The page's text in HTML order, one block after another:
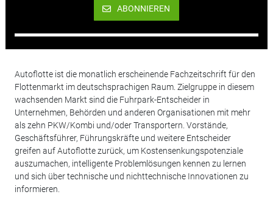
ABONNIEREN
Autoflotte ist die monatlich erscheinende Fachzeitschrift für den
Flottenmarkt im deutschsprachigen Raum. Zielgruppe in diesem
wachsenden Markt sind die Fuhrpark-Entscheider in
Unternehmen, Behörden und anderen Organisationen mit mehr
als zehn PKW/Kombi und/oder Transportern. Vorstände,
Geschäftsführer, Führungskräfte und weitere Entscheider
greifen auf Autoflotte zurück, um Kostensenkungspotenziale
auszumachen, intelligente Problemlösungen kennen zu lernen
und sich über technische und nichttechnische Innovationen zu
informieren.